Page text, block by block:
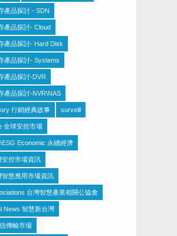
產品探討 - SDN
產品探討- Cloud
產品探討- Hard Disk
產品探討- Systems
產品探討-DVR
產品探討-NVR\NAS
行銷經典故事 surveill
全球安控市場
Economic 永續經濟
安控市場資訊
智慧應用市場資訊
台灣智慧產業相關公協會
News 智慧新台灣
傳輸市場